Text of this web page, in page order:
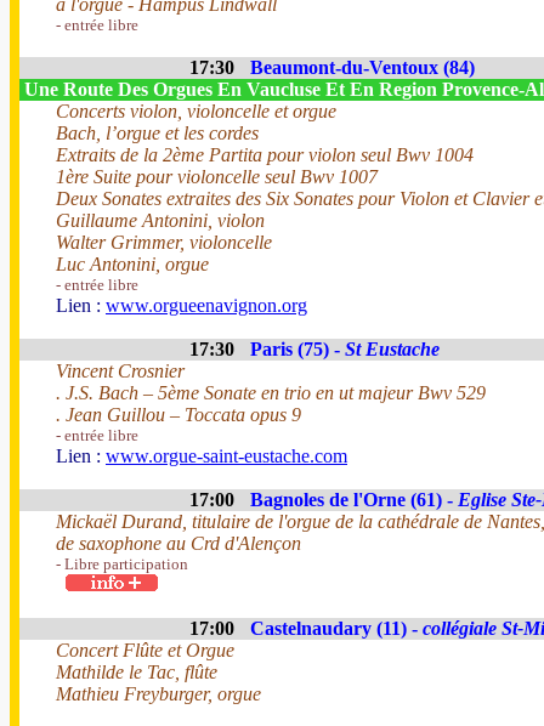
à l'orgue - Hampus Lindwall
- entrée libre
17:30
Beaumont-du-Ventoux (84)
Une Route Des Orgues En Vaucluse Et En Region Provence-
Concerts violon, violoncelle et orgue
Bach, l’orgue et les cordes
Extraits de la 2ème Partita pour violon seul Bwv 1004
1ère Suite pour violoncelle seul Bwv 1007
Deux Sonates extraites des Six Sonates pour Violon et Clavier
Guillaume Antonini, violon
Walter Grimmer, violoncelle
Luc Antonini, orgue
- entrée libre
Lien : www.orgueenavignon.org
17:30 Paris (75) - St Eustache
Vincent Crosnier
. J.S. Bach – 5ème Sonate en trio en ut majeur Bwv 529
. Jean Guillou – Toccata opus 9
- entrée libre
Lien : www.orgue-saint-eustache.com
17:00 Bagnoles de l'Orne (61) - Eglise
Mickaël Durand, titulaire de l'orgue de la cathédrale de
de saxophone au Crd d'Alençon
- Libre participation
17:00 Castelnaudary (11) - collégiale St-
Concert Flûte et Orgue
Mathilde le Tac, flûte
Mathieu Freyburger, orgue